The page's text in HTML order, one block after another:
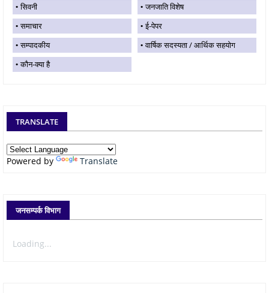
सिवनी
जनजाति विशेष
समाचार
ई-पेपर
सम्पादकीय
वार्षिक सदस्यता / आर्थिक सहयोग
कौन-क्या है
TRANSLATE
Powered by Translate
जनसम्पर्क विभाग
Loading...